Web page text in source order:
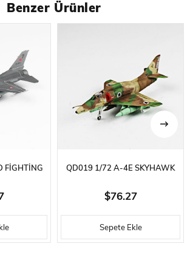
Benzer Ürünler
HAZIR
MODELI
QD019 1/72 A-4E SKYHAWK
SERGILEMEYE HAZIR PLASTIK
UÇAK MODELI
$76.27
Sepete Ekle